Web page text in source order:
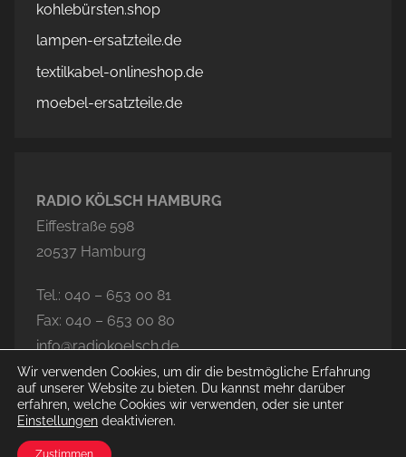
kohlebürsten.shop
lampen-ersatzteile.de
textilkabel-onlineshop.de
moebel-ersatzteile.de
RADIO KÖLSCH HAMBURG
Eiffestraße 598
20537 Hamburg
Tel.: 040 – 653 00 81
Fax: 040 – 653 00 80
info@radiokoelsch.de
© 2026 Radio Kölsch Hamburg
Wir verwenden Cookies, um dir die bestmögliche Erfahrung
auf unserer Website zu bieten. Du kannst mehr darüber
erfahren, welche Cookies wir verwenden, oder sie unter
Einstellungen deaktivieren.
Zustimmen